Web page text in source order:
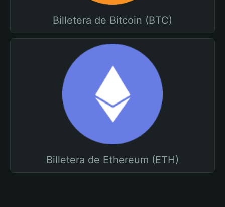
Billetera de Bitcoin (BTC)
Billetera de Ethereum (ETH)